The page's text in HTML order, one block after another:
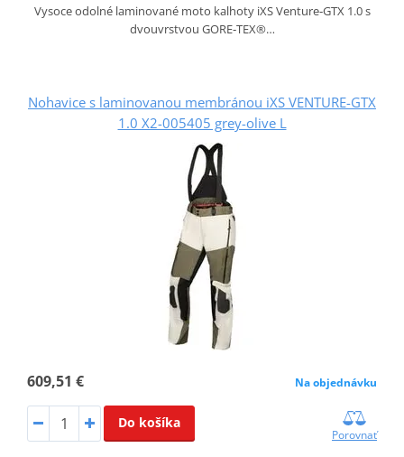
Vysoce odolné laminované moto kalhoty iXS Venture‑GTX 1.0 s
dvouvrstvou GORE‑TEX®…
Nohavice s laminovanou membránou iXS VENTURE-GTX
1.0 X2-005405 grey-olive L
609,51 € Na objednávku
Do košíka
Porovnať